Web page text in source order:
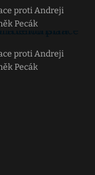
proti Andreji
Pecák
proti Andreji
Pecák